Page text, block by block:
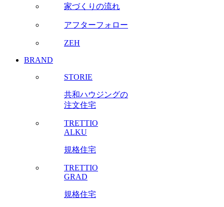
家づくりの流れ
アフターフォロー
ZEH
BRAND
STORIE
共和ハウジングの
注文住宅
TRETTIO
ALKU
規格住宅
TRETTIO
GRAD
規格住宅